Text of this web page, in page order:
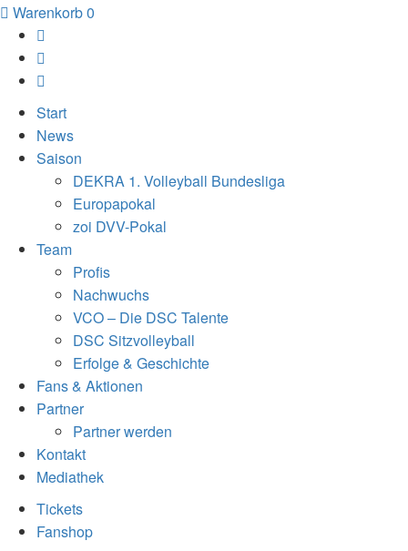
Warenkorb0
Start
News
Saison
DEKRA 1. Volleyball Bundesliga
Europapokal
zoi DVV-Pokal
Team
Profis
Nachwuchs
VCO – Die DSC Talente
DSC Sitzvolleyball
Erfolge & Geschichte
Fans & Aktionen
Partner
Partner werden
Kontakt
Mediathek
Tickets
Fanshop